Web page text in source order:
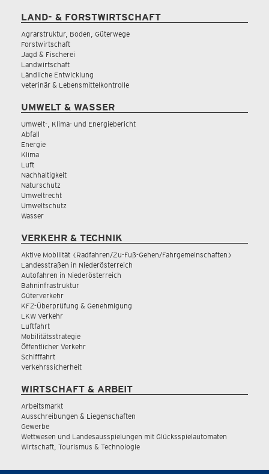
LAND- & FORSTWIRTSCHAFT
Agrarstruktur, Boden, Güterwege
Forstwirtschaft
Jagd & Fischerei
Landwirtschaft
Ländliche Entwicklung
Veterinär & Lebensmittelkontrolle
UMWELT & WASSER
Umwelt-, Klima- und Energiebericht
Abfall
Energie
Klima
Luft
Nachhaltigkeit
Naturschutz
Umweltrecht
Umweltschutz
Wasser
VERKEHR & TECHNIK
Aktive Mobilität (Radfahren/Zu-Fuß-Gehen/Fahrgemeinschaften)
Landesstraßen in Niederösterreich
Autofahren in Niederösterreich
Bahninfrastruktur
Güterverkehr
KFZ-Überprüfung & Genehmigung
LKW Verkehr
Luftfahrt
Mobilitätsstrategie
Öffentlicher Verkehr
Schifffahrt
Verkehrssicherheit
WIRTSCHAFT & ARBEIT
Arbeitsmarkt
Ausschreibungen & Liegenschaften
Gewerbe
Wettwesen und Landesausspielungen mit Glücksspielautomaten
Wirtschaft, Tourismus & Technologie